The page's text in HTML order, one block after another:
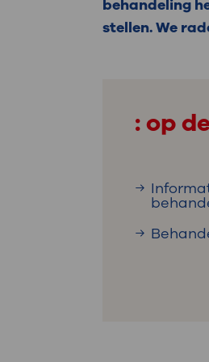
steeds verder
we u sneller
behandeling
stellen. We
: op